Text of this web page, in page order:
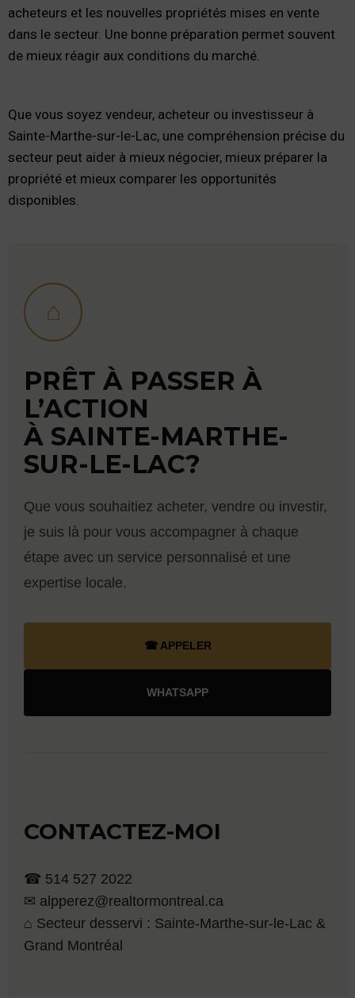
acheteurs et les nouvelles propriétés mises en vente
dans le secteur. Une bonne préparation permet souvent
de mieux réagir aux conditions du marché.
Que vous soyez vendeur, acheteur ou investisseur à
Sainte-Marthe-sur-le-Lac, une compréhension précise du
secteur peut aider à mieux négocier, mieux préparer la
propriété et mieux comparer les opportunités
disponibles.
⌂
PRÊT À PASSER À
L’ACTION
À SAINTE-MARTHE-
SUR-LE-LAC?
Que vous souhaitiez acheter, vendre ou investir,
je suis là pour vous accompagner à chaque
étape avec un service personnalisé et une
expertise locale.
☎ APPELER
WHATSAPP
CONTACTEZ-MOI
☎ 514 527 2022
✉ alpperez@realtormontreal.ca
⌂ Secteur desservi : Sainte-Marthe-sur-le-Lac &
Grand Montréal